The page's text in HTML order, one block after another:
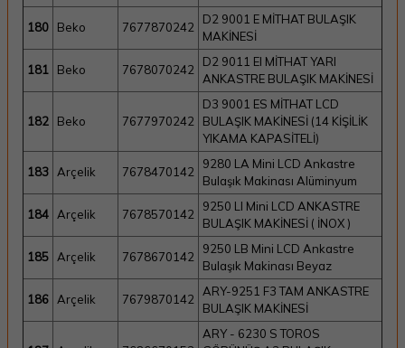
180 Beko 7677870242
D2 9001 E MİTHAT BULAŞIK
MAKİNESİ
181 Beko 7678070242
D2 9011 EI MİTHAT YARI
ANKASTRE BULAŞIK MAKİNESİ
182 Beko 7677970242
D3 9001 ES MİTHAT LCD
BULAŞIK MAKİNESİ (14 KİŞİLİK
YIKAMA KAPASİTELİ)
183 Arçelik 7678470142
9280 LA Mini LCD Ankastre
Bulaşık Makinası Alüminyum
184 Arçelik 7678570142
9250 LI Mini LCD ANKASTRE
BULAŞIK MAKİNESİ ( İNOX )
185 Arçelik 7678670142
9250 LB Mini LCD Ankastre
Bulaşık Makinası Beyaz
186 Arçelik 7679870142
ARY-9251 F3 TAM ANKASTRE
BULAŞIK MAKİNESİ
ARY - 6230 S TOROS